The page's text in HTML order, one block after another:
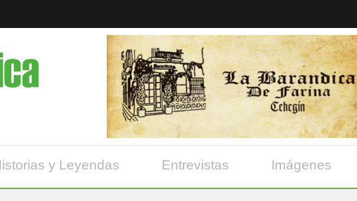
y Leyendas Entrevistas Imágenes